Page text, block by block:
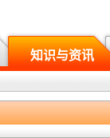
知识与资讯